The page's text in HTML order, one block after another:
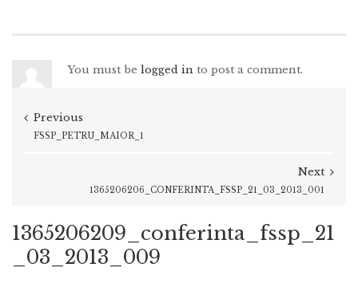
You must be logged in to post a comment.
Previous
FSSP_PETRU_MAIOR_1
Next
1365206206_CONFERINTA_FSSP_21_03_2013_001
1365206209_conferinta_fssp_21
_03_2013_009